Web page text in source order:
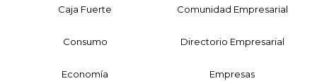
Caja Fuerte Comunidad Empresarial
Consumo Directorio Empresarial
Economía Empresas